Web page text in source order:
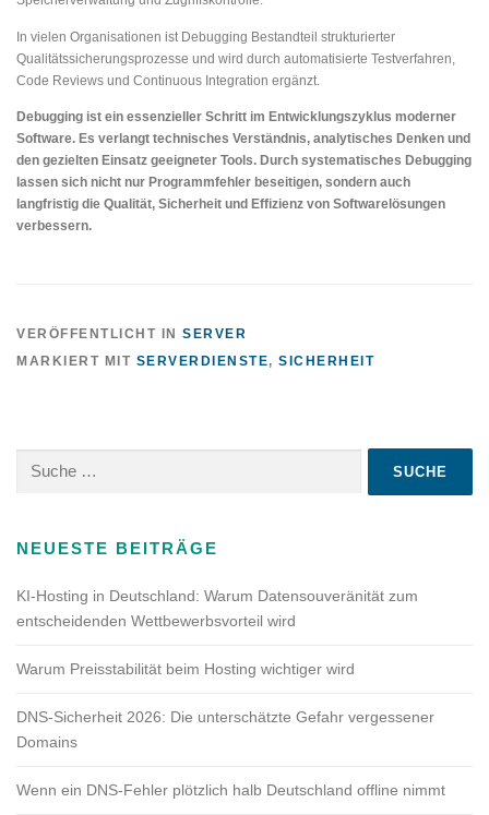
In vielen Organisationen ist Debugging Bestandteil strukturierter
Qualitätssicherungsprozesse und wird durch automatisierte Testverfahren,
Code Reviews und Continuous Integration ergänzt.
Debugging ist ein essenzieller Schritt im Entwicklungszyklus moderner
Software. Es verlangt technisches Verständnis, analytisches Denken und
den gezielten Einsatz geeigneter Tools. Durch systematisches Debugging
lassen sich nicht nur Programmfehler beseitigen, sondern auch
langfristig die Qualität, Sicherheit und Effizienz von Softwarelösungen
verbessern.
VERÖFFENTLICHT IN SERVER
MARKIERT MIT SERVERDIENSTE, SICHERHEIT
nach:
NEUESTE BEITRÄGE
KI-Hosting in Deutschland: Warum Datensouveränität zum
entscheidenden Wettbewerbsvorteil wird
Warum Preisstabilität beim Hosting wichtiger wird
DNS-Sicherheit 2026: Die unterschätzte Gefahr vergessener
Domains
Wenn ein DNS-Fehler plötzlich halb Deutschland offline nimmt